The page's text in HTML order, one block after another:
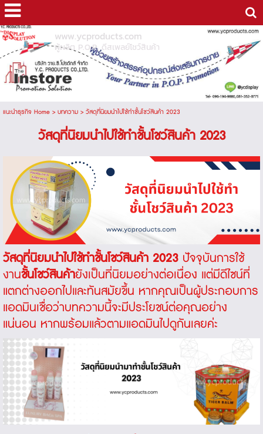
www.ycproducts.com
ผู้ผลิต P.O.P. ดีสเพลย์โชว์สินค้า
แนะนำธุรกิจ Home> บทความ> วัสดุที่นิยมนำไปใช้ทำชั้นโชว์สินค้า 2023
วัสดุที่นิยมนำไปใช้ทำชั้นโชว์สินค้า 2023
วัสดุที่นิยมนำไปใช้ทำชั้นโชว์สินค้า 2023ปัจจุบันการใช้
งานชั้นโชว์สินค้ายังเป็นที่นิยมอย่างต่อเนื่อง แต่มีดีไซน์ที่
แตกต่างออกไปและทันสมัยขึ้น หากคุณเป็นผู้ประกอบการ
แอดมินเชื่อว่าบทความนี้จะมีประโยชน์ต่อคุณอย่าง
แน่นอน หากพร้อมแล้วตามแอดมินไปดูกันเลยค่ะ